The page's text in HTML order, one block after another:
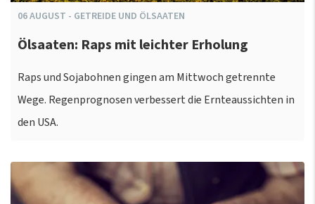
06AUGUST - GETREIDE UND ÖLSAATEN
Ölsaaten: Raps mit leichter Erholung
Raps und Sojabohnen gingen am Mittwoch getrennte
Wege. Regenprognosen verbessert die Ernteaussichten in
den USA.